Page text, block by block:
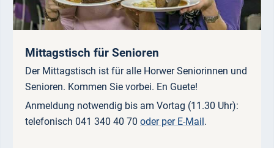
Mittagstisch für Senioren
Der Mittagstisch ist für alle Horwer Seniorinnen und
Senioren. Kommen Sie vorbei. En Guete!
Anmeldung notwendig bis am Vortag (11.30 Uhr):
telefonisch 041 340 40 70 oder per E-Mail .